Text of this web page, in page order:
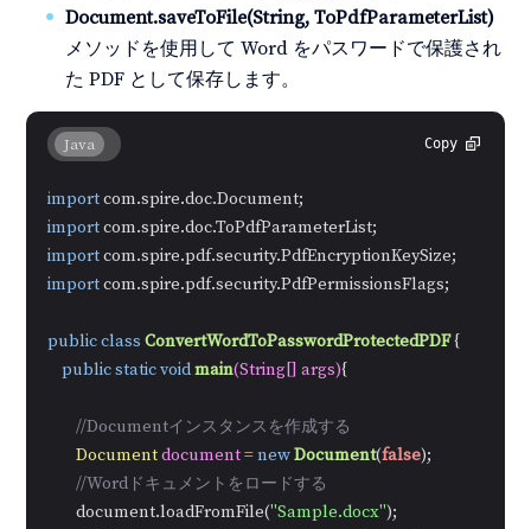
Document.saveToFile(String, ToPdfParameterList)
メソッドを使用して Word をパスワードで保護され
た PDF として保存します。
Java Copy
import
import
import
import com.spire.pdf.security.PdfPermissionsFlags;
publicclass ConvertWordToPasswordProtectedPDF {
publicstaticvoidmain(String[] args){
//Documentインスタンスを作成する
Documentdocument=newDocument(false);
//Wordドキュメントをロードする
        document.loadFromFile(
"Sample.docx");